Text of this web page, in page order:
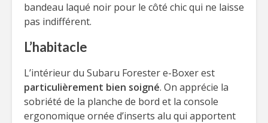
bandeau laqué noir pour le côté chic qui ne laisse
pas indifférent.
L’habitacle
L’intérieur du Subaru Forester e-Boxer est
particulièrement bien soigné. On apprécie la
sobriété de la planche de bord et la console
ergonomique ornée d’inserts alu qui apportent